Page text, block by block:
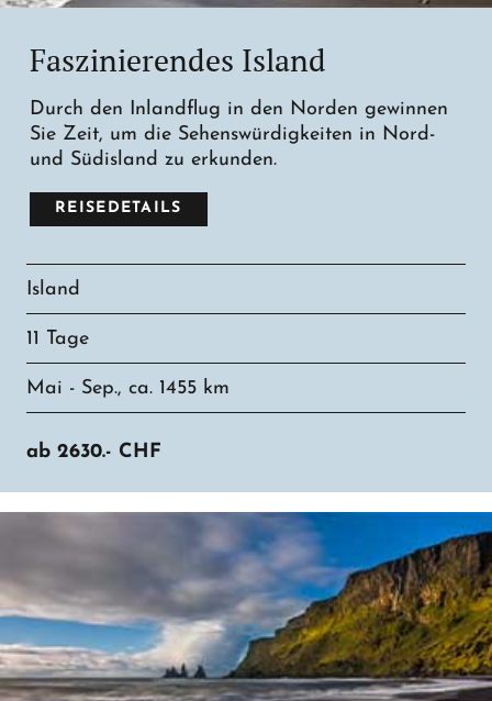
Faszinierendes Island
Durch den Inlandflug in den Norden gewinnen
Sie Zeit, um die Sehenswürdigkeiten in Nord-
und Südisland zu erkunden.
REISEDETAILS
Island
11 Tage
Mai - Sep., ca. 1455 km
ab 2630.- CHF